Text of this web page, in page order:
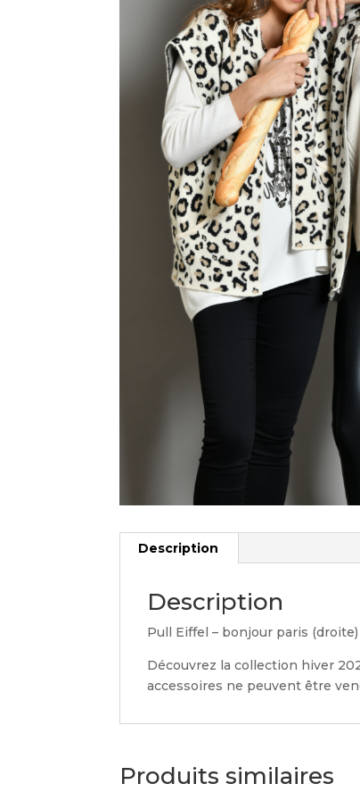
Description
Description
Pull Eiffel – bonjour paris
Découvrez la collection hiver
accessoires ne peuvent être
Produits similaires